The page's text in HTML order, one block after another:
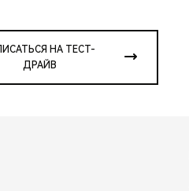
НА ТЕСТ-
ДРАЙВ